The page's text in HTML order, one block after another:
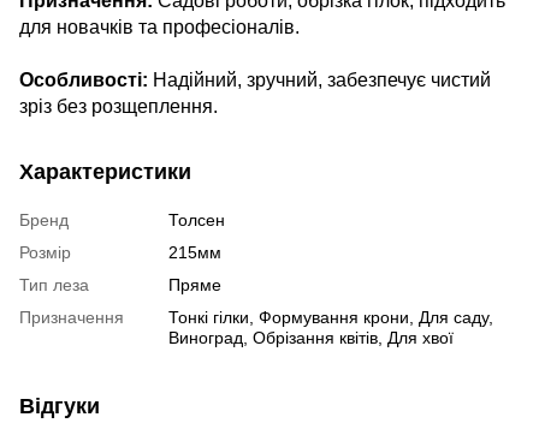
для новачків та професіоналів.
Особливості: Надійний, зручний, забезпечує чистий
зріз без розщеплення.
Характеристики
Бренд
Толсен
Розмір
215мм
Тип леза
Пряме
Призначення
Тонкі гілки, Формування крони, Для саду,
Виноград, Обрізання квітів, Для хвої
Відгуки